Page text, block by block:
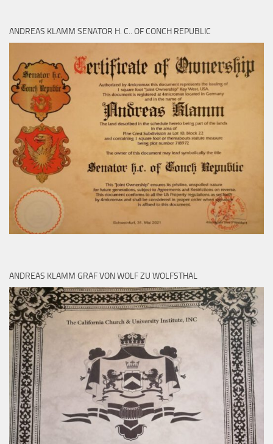
ANDREAS KLAMM SENATOR H. C.. OF CONCH REPUBLIC
ANDREAS KLAMM GRAF VON WOLF ZU WOLFSTHAL